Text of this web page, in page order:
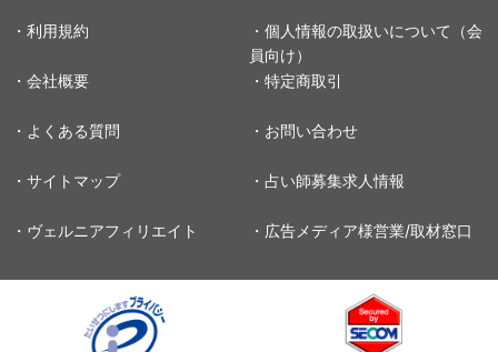
・利用規約
・個人情報の取扱いについて（会
員向け）
・会社概要
・特定商取引
・よくある質問 ・お問い合わせ
・サイトマップ ・占い師募集求人情報
・ヴェルニアフィリエイト ・広告メディア様営業/取材窓口